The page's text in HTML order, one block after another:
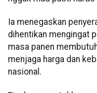
Ia menegaskan
dihentikan mengingat
masa panen
menjaga harga dan
nasional.